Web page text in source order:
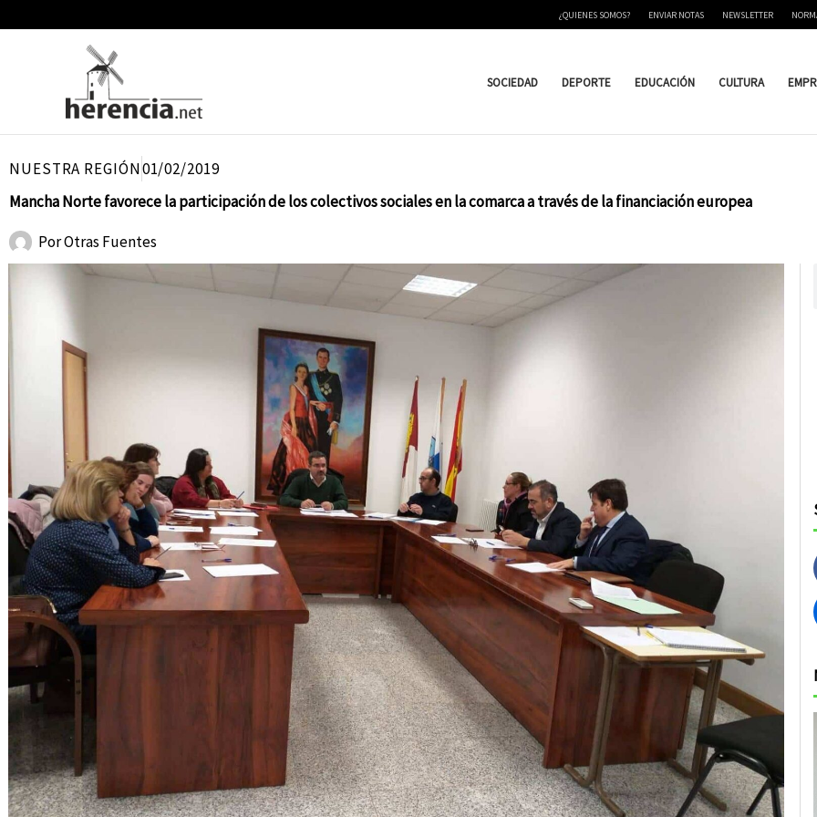
¿QUIENES SOMOS? ENVIAR NOTAS NEWSLETTER
SOCIEDAD DEPORTE EDUCACIÓN CULTURA
NUESTRA REGIÓN01/02/2019
Mancha Norte favorece la participación de los colectivos sociales en la comarca a través de la financiación europea
PorOtras Fuentes